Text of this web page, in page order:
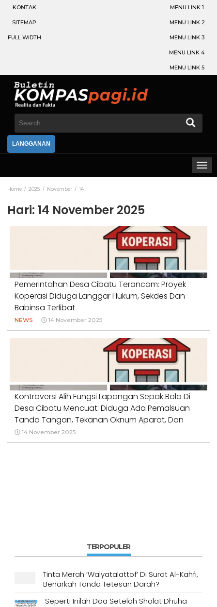
KONTAK
SITEMAP
FULL WIDTH
MENU LINK 1
MENU LINK 2
MENU LINK 3
MENU LINK 4
MENU LINK 5
Search
LANGGANAN
Home 2025 November 14
Hari: 14 November 2025
Pemerintahan Desa Cibatu Terancam: Proyek
Koperasi Diduga Langgar Hukum, Sekdes Dan
Babinsa Terlibat
NEWS 14 November 2025
Kontroversi Alih Fungsi Lapangan Sepak Bola Di
Desa Cibatu Mencuat: Diduga Ada Pemalsuan
Tanda Tangan, Tekanan Oknum Aparat, Dan
Keterlibatan Sekretaris Desa
14 November 2025
TERPOPULER
Tinta Merah ‘Walyatalattof’ Di Surat Al-Kahfi,
Benarkah Tanda Tetesan Darah?
Seperti Inilah Doa Setelah Sholat Dhuha